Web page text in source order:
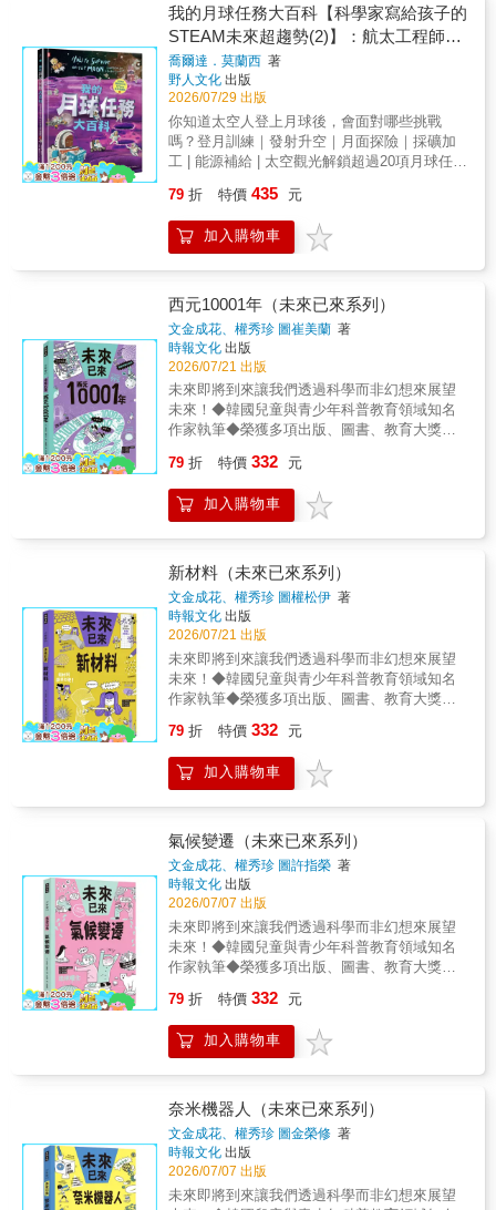
手伸進滾燙的熔爐，或是極低溫的液態氮裡，
真的會安然無恙嗎？（揭密萊頓弗羅斯特現
象！） ＿＋＿＋＿＋＿＋＿＋＿＋＿ 【特別收
錄】從「看熱鬧」到「看門道」的學習深度知
識漫畫不只要好看，更要學得扎實！《可可寶
拉》每話漫畫結束後，特別企劃「搭配圖片多
了解一點」單元。提供真實照片與深入淺出的
原理解說，幫助孩子將漫畫中的搞笑實測，轉
的求知慾，實現真正的 STEAM 素養教育！
《燒杯君和他的化學實驗》接下來要告訴你的
是，這個實驗步驟是有道理的！這次同樣用可
愛幽默的漫畫和插圖，搭配對白介紹，合力一
起做超過20種的化學實驗。看燒杯君和他的夥
伴們如何將枯燥又繁瑣的實驗變成有趣又好記
的操作流程，讓你自然而然的愛上做實驗！
我的月球任務大百科【科學家寫給孩子的
STEAM未來超趨勢(2)】：航太工程師帶
你挑戰極端溫度，躲避致命輻射，從登陸
到打造地下城市，採礦、種菜、還能在月
球賽車！
喬爾達．莫蘭西 著
野人文化 出版
2026/07/29 出版
你知道太空人登上月球後，會面對哪些挑戰
嗎？登月訓練｜發射升空｜月面探險｜採礦加
工 | 能源補給 | 太空觀光解鎖超過20項月球任
（Blue Origin）航太工程師帶你踏上驚險又刺
激的太空冒險發揮STEAM探索力，勇闖危機四
伏的月球▌科學家帶路，最真實又有趣的月球生
果與未來科技想像，全方位的實用月球生存指
南▌體驗不可思議的月球冒險生活【躲進熔岩
洞】改造天然熔岩管，打造地下城市，月球上
最安全的地方，可能就在這裡！【月球賽車】
開著最新型的月球探測車，穿越崎嶇地形、飛
越隕石坑！【月面求生】挑戰極端溫度，躲避
致命輻射，還要克服「月球花粉症」？【自給
自足】從月岩裡挖掘水冰，用3D列印做建材、
蓋溫室、種蔬果，想辦法在月球活下去！【送
怎麼運回地球？【太空人的祕密】月球沒有廁
所怎麼辦？專家提醒你：出任務前，記得先穿
上尿布！▌建立月球基地，打造人類的第二個
家！如果未來真的要在月球定居，那會是一個
什麼樣的社會？建立月球政府、制定月球法
律、發行月球貨幣，成為真正的「月球公
民」。甚至去月球觀光、在月球開公司，展開
全新的月球生活！▌下一站，火星！月球是人類
前往火星的前哨站，人類必須先學會在月球上
生存，才有可能實現登陸火星的夢想！【本書
特色】◎【太空工程專家執筆，打開孩子的宇
宙視野，放眼未來月球移民夢！】由航太公司
「藍色起源」工程師喬爾達．莫蘭西撰寫，結
合航太工程與登月技術的專業知識，帶領孩子
認識最新太空科學與未來的太空生活。◎【生
搭配輕鬆逗趣的對話，把複雜的航太工程知
識，變成一場好玩的生存大冒險！◎【知識大
補帖：「太空小辭典」】書末附有「太空小辭
典」，認識月球與太空工程領域的重要關鍵
字，輕鬆打開太空知識的大門！
79 折 特價 435 元
加入購物車
西元10001年（未來已來系列）
文金成花、權秀珍 圖崔美蘭 著
時報文化 出版
2026/07/21 出版
未來即將到來讓我們透過科學而非幻想來展望
未來！◆韓國兒童與青少年科普教育領域知名
作家執筆◆榮獲多項出版、圖書、教育大獎與
事簡介】細懸浮微粒日益嚴重，溫室氣體不斷
增加，地球持續升溫，危機正逐步逼近……冰
川融化、海平面上升，沿海城市將被淹沒，地
層覆蓋。在漫長的冰河時期之間，會穿插短暫
的溫暖時期。大約再過一萬年，冰河時代將再
次到來，人類或許將無法繼續在地球上生存。
此時，人類的目光開始投向宇宙。如果夢想成
真，在遙遠的群星之中，在無數外星行星上，
將會有地球人的後代生活著。【本系列特色】
1.小學生也能輕鬆理解科學知識，不僅是教科
書也是故事書 由韓國兒童與青少年科普教
育領域的知名作家--金成花、權秀珍執筆。從科
化」，變成孩子能理解的有趣科學。2.跟上AI
世代的腳步，了解科學的發展過程與趨勢 以過
程導向（process-based）方式撰寫，從科學發
展的起源→現在→未來，強調基本原理的重要
性。3.科學知識x趣味插圖x延伸提問x多方位思
考 涵蓋20個科學重點主題，搭配鮮豔插圖
與趣味四格漫畫，帶領孩子從多方位深入思
考，探索宇宙與未來科技的新知。【獲獎紀
錄】★2019年榮獲「出版人會議優秀編輯圖書
獎」★2019年榮獲「《少年韓國》優秀兒童圖
書」★2019、2020、2023年榮獲「世宗圖書」
入選★2021、2022、2023年榮獲韓國「幸福的
晨讀」閱讀運動推薦書★2021年榮獲韓國「年
度環境書」入選★2019、2021年榮獲「書種子
（???）」推薦★2021年榮獲韓國「學校圖書館
Soluny（???）」入選★2022-2024年榮獲
「Hanuri（???）」必讀書單入選【閱讀指標】
關鍵字：#科學 #科技 #科普 #科學教育 #科技
教育 #想像力 #西元10001年 #冰河時代 #全球
暖化 #未來 #兒童科普●教育議題：資訊教育、
79 折 特價 332 元
加入購物車
新材料（未來已來系列）
文金成花、權秀珍 圖權松伊 著
時報文化 出版
2026/07/21 出版
未來即將到來讓我們透過科學而非幻想來展望
未來！◆韓國兒童與青少年科普教育領域知名
作家執筆◆榮獲多項出版、圖書、教育大獎與
事簡介】每當人類發現並運用新的材料，人類
文明就會迎來巨大的進步。可以說，地球的歷
史就是一部不斷發現新材料的歷史！構成生活
破過去，迎來全新的體驗。我們所想像的「夢
想材料」，真的有一天會出現嗎？在環境、氣
候與健康等各種問題上，有沒有某種存在，能
讓生活變得更加豐富舒適？新的材料正一步步
向我們靠近！【本系列特色】1.小學生也能輕
鬆理解科學知識，不僅是教科書也是故事
書 由韓國兒童與青少年科普教育領域的知
名作家--金成花、權秀珍執筆。從科學而非幻想
切入，把複雜的科學知識「故事化」，變成孩
了解科學的發展過程與趨勢 以過程導向
（process-based）方式撰寫，從科學發展的起
源→現在→未來，強調基本原理的重要性。3.
科學知識x趣味插圖x延伸提問x多方位思考
涵蓋20個科學重點主題，搭配鮮豔插圖與趣味
四格漫畫，帶領孩子從多方位深入思考，探索
宇宙與未來科技的新知。【獲獎紀錄】★2019
年榮獲「出版人會議優秀編輯圖書獎」★2019
年榮獲「《少年韓國》優秀兒童圖書」
79 折 特價 332 元
加入購物車
氣候變遷（未來已來系列）
文金成花、權秀珍 圖許指榮 著
時報文化 出版
2026/07/07 出版
未來即將到來讓我們透過科學而非幻想來展望
未來！◆韓國兒童與青少年科普教育領域知名
作家執筆◆榮獲多項出版、圖書、教育大獎與
事簡介】地球正面臨一場巨大的災難！前所未
見的可怕事件──氣候變遷！龐大的北極冰層正
不斷融化、可怕的乾旱讓一切逐漸枯竭、驚人
風、灼熱的熱浪與殘酷的乾旱正席捲地球。這
一切的原因，就是地球持續升溫的「全球暖
化」。地球平均氣溫上升的速度，比2億5千萬
年前的大滅絕時期還要快500倍。科學家預測，
在未來10年內，將有100萬種動物從地球上消
失。我們究竟該如何克服氣候危機？【本系列
79 折 特價 332 元
加入購物車
奈米機器人（未來已來系列）
文金成花、權秀珍 圖金榮修 著
時報文化 出版
2026/07/07 出版
未來即將到來讓我們透過科學而非幻想來展望